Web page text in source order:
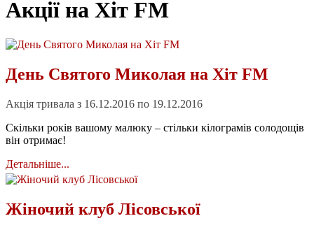
Акції на Хіт FM
День Святого Миколая на Хіт FM
Акція тривала з 16.12.2016 по 19.12.2016
Скільки років вашому малюку – стільки кілограмів солодощів
він отримає!
Детальніше...
Жіночий клуб Лісовської